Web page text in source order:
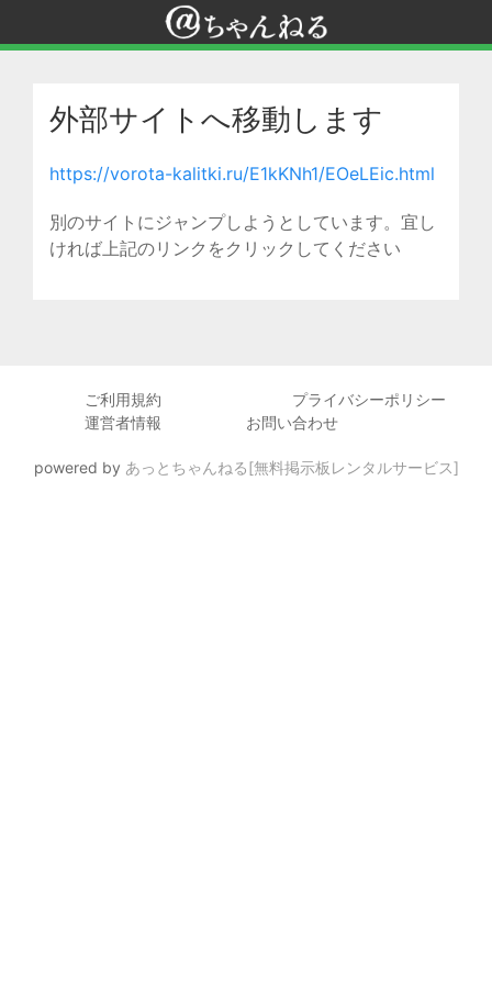
外部サイトへ移動します
https://vorota-kalitki.ru/E1kKNh1/EOeLEic.html
別のサイトにジャンプしようとしています。宜し
ければ上記のリンクをクリックしてください
ご利用規約
プライバシーポリシー
運営者情報
お問い合わせ
powered by あっとちゃんねる[無料掲示板レンタルサービス]